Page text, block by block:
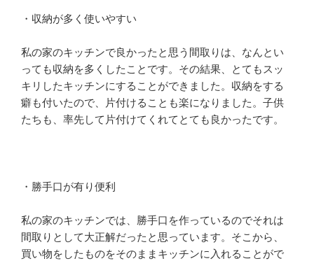
・収納が多く使いやすい
私の家のキッチンで良かったと思う間取りは、なんとい
っても収納を多くしたことです。その結果、とてもスッ
キリしたキッチンにすることができました。収納をする
癖も付いたので、片付けることも楽になりました。子供
たちも、率先して片付けてくれてとても良かったです。
・勝手口が有り便利
私の家のキッチンでは、勝手口を作っているのでそれは
間取りとして大正解だったと思っています。そこから、
買い物をしたものをそのままキッチンに入れることがで